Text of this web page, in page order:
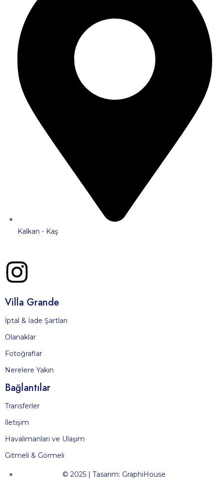
Kalkan - Kaş
Villa Grande
İptal & İade Şartları
Olanaklar
Fotoğraflar
Nerelere Yakın
Bağlantılar
Transferler
İletişim
Havalimanları ve Ulaşım
Gitmeli & Görmeli
© 2025 | Tasarım: GraphiHouse